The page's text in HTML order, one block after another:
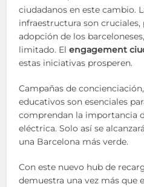
ciudadanos en este cambio.
infraestructura son cruciales,
adopción de los
limitado. Elengagement
estas iniciativas prosperen.
Campañas de
educativos son esenciales
comprendan la importancia
eléctrica. Solo así se
una Barcelona más verde.
Con este nuevo hub de
demuestra una vez más que